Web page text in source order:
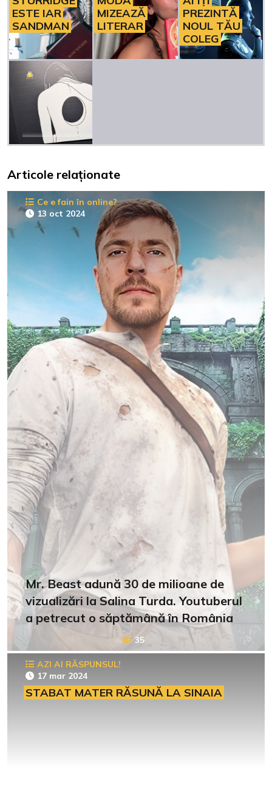
ESTE IAR
SANDMAN
MIZEAZĂ
LITERAR
PREZINTĂ
NOUL TĂU
COLEG
Articole relaționate
Ce e fain în online?
13 oct 2024
Mr. Beast adună 30 de milioane de
vizualizări la Salina Turda. Youtuberul
a petrecut o săptămână în România
35
AZI AI RĂSPUNSUL!
17 mar 2024
STABAT MATER RĂSUNĂ LA SINAIA